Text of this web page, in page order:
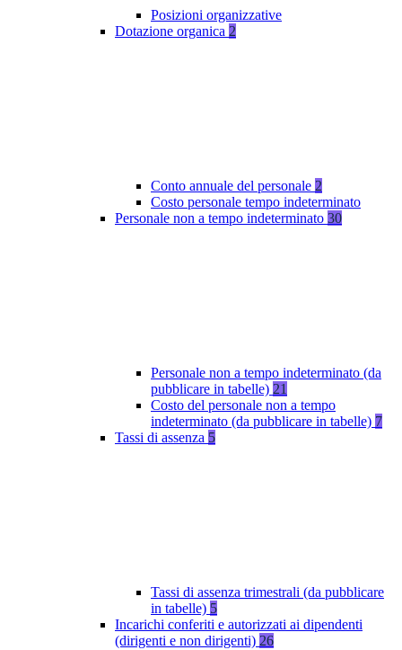
Posizioni organizzative
Dotazione organica 2
Conto annuale del personale 2
Costo personale tempo indeterminato
Personale non a tempo indeterminato 30
Personale non a tempo indeterminato (da
pubblicare in tabelle) 21
Costo del personale non a tempo
indeterminato (da pubblicare in tabelle) 7
Tassi di assenza 5
Tassi di assenza trimestrali (da pubblicare
in tabelle) 5
Incarichi conferiti e autorizzati ai dipendenti
(dirigenti e non dirigenti) 26